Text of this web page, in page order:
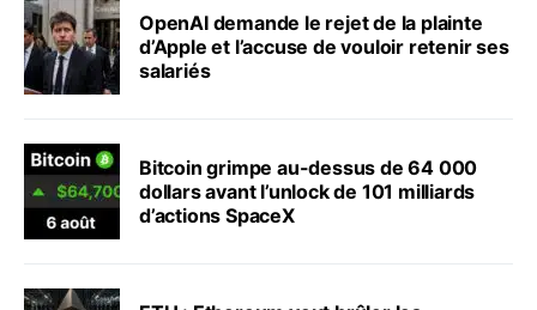
OpenAI demande le rejet de la plainte
d’Apple et l’accuse de vouloir retenir ses
salariés
Bitcoin grimpe au-dessus de 64 000
dollars avant l’unlock de 101 milliards
d’actions SpaceX